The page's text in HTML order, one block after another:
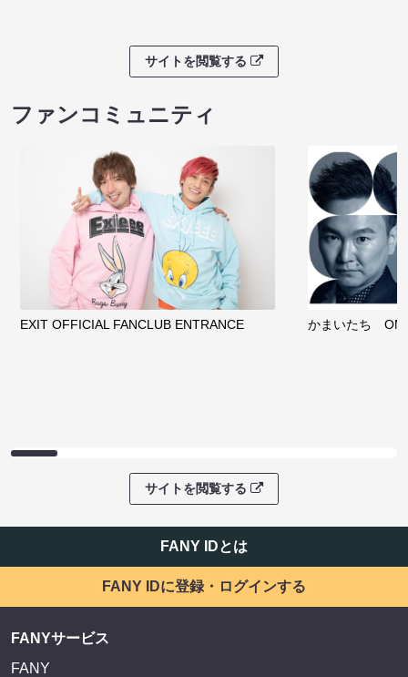
サイトを閲覧する
ファンコミュニティ
EXIT OFFICIAL FANCLUB ENTRANCE かまいたち
サイトを閲覧する
FANY IDとは
FANY IDに登録・ログインする
FANYサービス
FANY